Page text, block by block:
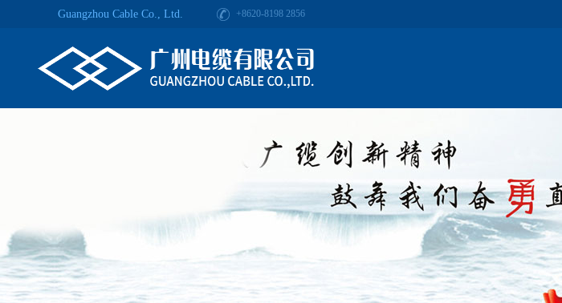
Guangzhou Cable Co., Ltd. +8620-8198 2856